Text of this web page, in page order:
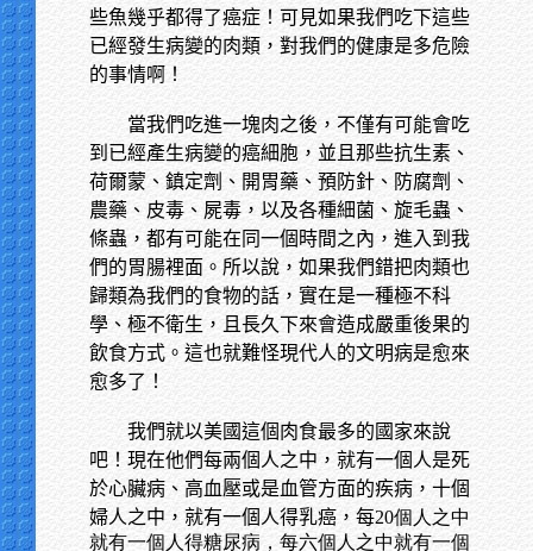
些魚幾乎都得了癌症！可見如果我們吃下這些
已經發生病變的肉類，對我們的健康是多危險
的事情啊！
當我們吃進一塊肉之後，不僅有可能會吃
到已經產生病變的癌細胞，並且那些抗生素、
荷爾蒙、鎮定劑、開胃藥、預防針、防腐劑、
農藥、皮毒、屍毒，以及各種細菌、旋毛蟲、
條蟲，都有可能在同一個時間之內，進入到我
們的胃腸裡面。所以說，如果我們錯把肉類也
歸類為我們的食物的話，實在是一種極不科
學、極不衛生，且長久下來會造成嚴重後果的
飲食方式。這也就難怪現代人的文明病是愈來
愈多了！
我們就以美國這個肉食最多的國家來說
吧！現在他們每兩個人之中，就有一個人是死
於心臟病、高血壓或是血管方面的疾病，十個
婦人之中，就有一個人得乳癌，每20個人之中
就有一個人得糖尿病，每六個人之中就有一個